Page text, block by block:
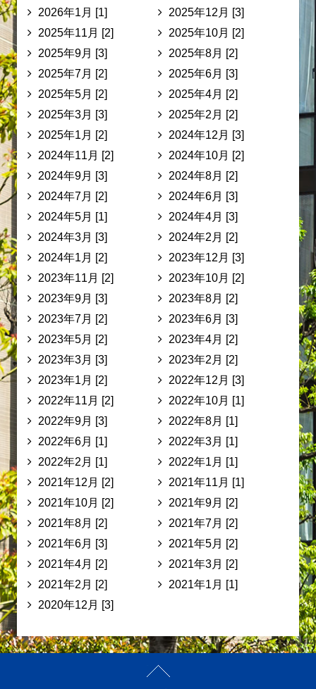
2026年1月 [1]
2025年12月 [3]
2025年11月 [2]
2025年10月 [2]
2025年9月 [3]
2025年8月 [2]
2025年7月 [2]
2025年6月 [3]
2025年5月 [2]
2025年4月 [2]
2025年3月 [3]
2025年2月 [2]
2025年1月 [2]
2024年12月 [3]
2024年11月 [2]
2024年10月 [2]
2024年9月 [3]
2024年8月 [2]
2024年7月 [2]
2024年6月 [3]
2024年5月 [1]
2024年4月 [3]
2024年3月 [3]
2024年2月 [2]
2024年1月 [2]
2023年12月 [3]
2023年11月 [2]
2023年10月 [2]
2023年9月 [3]
2023年8月 [2]
2023年7月 [2]
2023年6月 [3]
2023年5月 [2]
2023年4月 [2]
2023年3月 [3]
2023年2月 [2]
2023年1月 [2]
2022年12月 [3]
2022年11月 [2]
2022年10月 [1]
2022年9月 [3]
2022年8月 [1]
2022年6月 [1]
2022年3月 [1]
2022年2月 [1]
2022年1月 [1]
2021年12月 [2]
2021年11月 [1]
2021年10月 [2]
2021年9月 [2]
2021年8月 [2]
2021年7月 [2]
2021年6月 [3]
2021年5月 [2]
2021年4月 [2]
2021年3月 [2]
2021年2月 [2]
2021年1月 [1]
2020年12月 [3]